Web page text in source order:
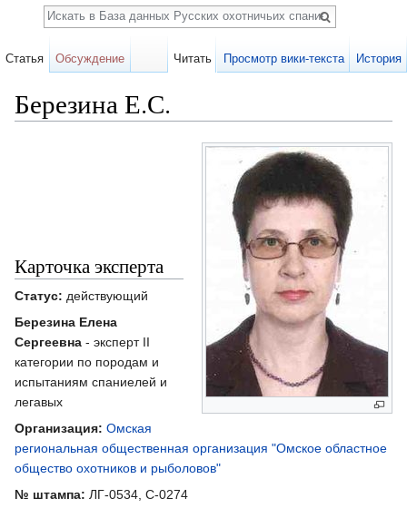
Березина Е.С.
Карточка эксперта
Статус: действующий
Березина Елена
Сергеевна - эксперт II
категории по породам и
испытаниям спаниелей и
легавых
Организация: Омская
региональная общественная организация "Омское областное
общество охотников и рыболовов"
№ штампа: ЛГ-0534, С-0274
Статья Обсуждение Читать Просмотр вики-текста История
Поиск